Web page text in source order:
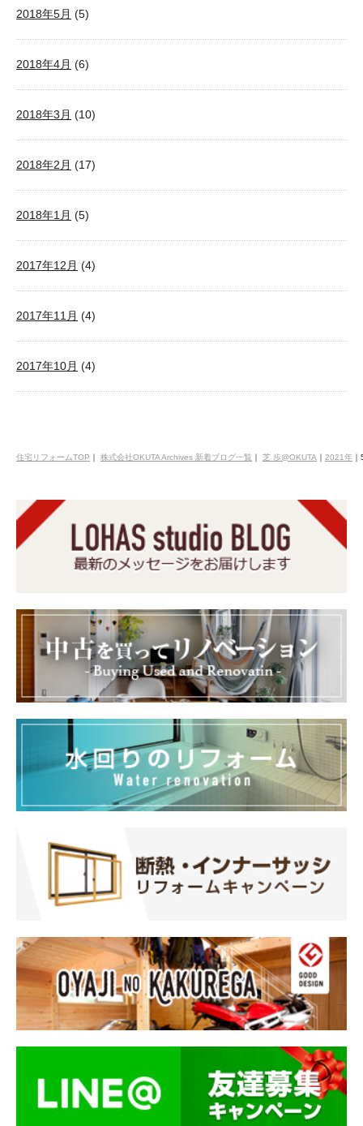
2018年5月 (5)
2018年4月 (6)
2018年3月 (10)
2018年2月 (17)
2018年1月 (5)
2017年12月 (4)
2017年11月 (4)
2017年10月 (4)
住宅リフォームTOP ｜ 株式会社OKUTA Archives 新着ブログ一覧 ｜ 芝 歩@OKUTA ｜ 2021年 ｜